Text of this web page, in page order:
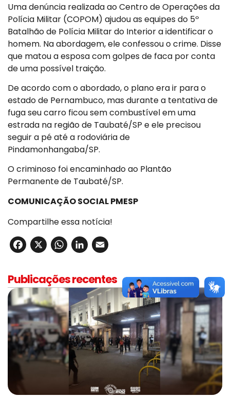
Uma denúncia realizada ao Centro de Operações da
Polícia Militar (COPOM) ajudou as equipes do 5º
Batalhão de Polícia Militar do Interior a identificar o
homem. Na abordagem, ele confessou o crime. Disse
que matou a esposa com golpes de faca por conta
de uma possível traição.
De acordo com o abordado, o plano era ir para o
estado de Pernambuco, mas durante a tentativa de
fuga seu carro ficou sem combustível em uma
estrada na região de Taubaté/SP e ele precisou
seguir a pé até a rodoviária de
Pindamonhangaba/SP.
O criminoso foi encaminhado ao Plantão
Permanente de Taubaté/SP.
COMUNICAÇÃO SOCIAL PMESP
Compartilhe essa notícia!
Facebook
X WhatsApp
LinkedIn
Publicações recentes